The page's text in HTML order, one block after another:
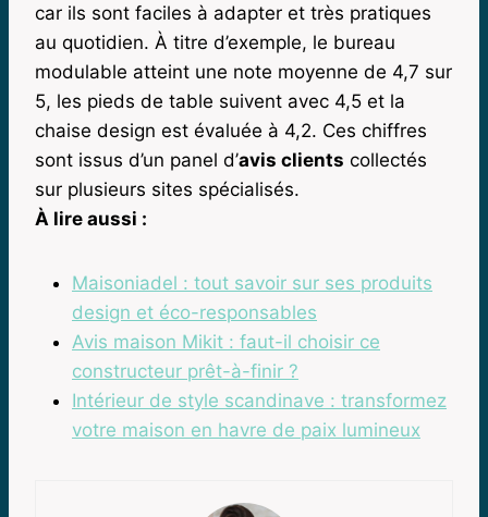
car ils sont faciles à adapter et très pratiques
au quotidien. À titre d’exemple, le bureau
modulable atteint une note moyenne de 4,7 sur
5, les pieds de table suivent avec 4,5 et la
chaise design est évaluée à 4,2. Ces chiffres
sont issus d’un panel d’avis clients collectés
sur plusieurs sites spécialisés.
À lire aussi :
Maisoniadel : tout savoir sur ses produits
design et éco-responsables
Avis maison Mikit : faut-il choisir ce
constructeur prêt-à-finir ?
Intérieur de style scandinave : transformez
votre maison en havre de paix lumineux